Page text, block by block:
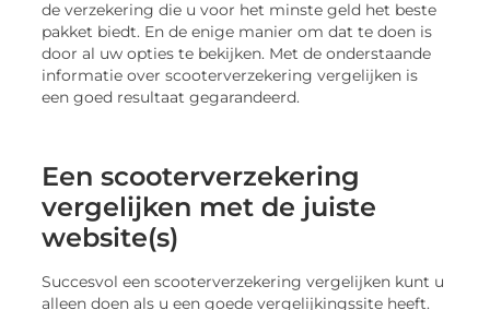
de verzekering die u voor het minste geld het beste
pakket biedt. En de enige manier om dat te doen is
door al uw opties te bekijken. Met de onderstaande
informatie over scooterverzekering vergelijken is
een goed resultaat gegarandeerd.
Een scooterverzekering
vergelijken met de juiste
website(s)
Succesvol een scooterverzekering vergelijken kunt u
alleen doen als u een goede vergelijkingssite heeft.